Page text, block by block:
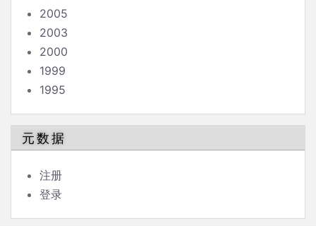
2005
2003
2000
1999
1995
元数据
注册
登录